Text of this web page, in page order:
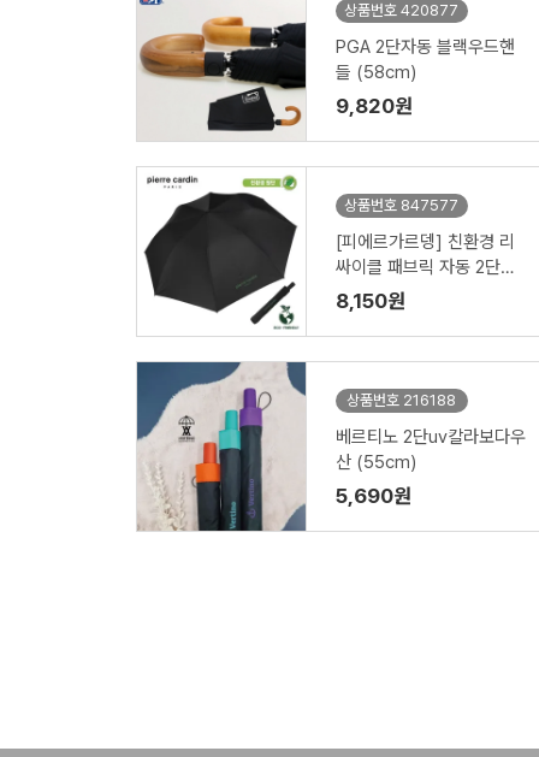
상품번호 420877
PGA 2단자동 블랙우드핸
들 (58cm)
9,820원
상품번호 847577
[피에르가르뎅] 친환경 리
싸이클 패브릭 자동 2단우
산
8,150원
상품번호 216188
베르티노 2단uv칼라보다우
산 (55cm)
5,690원